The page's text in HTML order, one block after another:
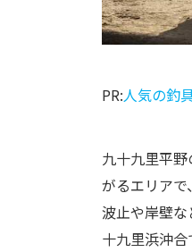
PR:人気の釣
九十九里平
がるエリア
波止や岸壁
十九里浜沖